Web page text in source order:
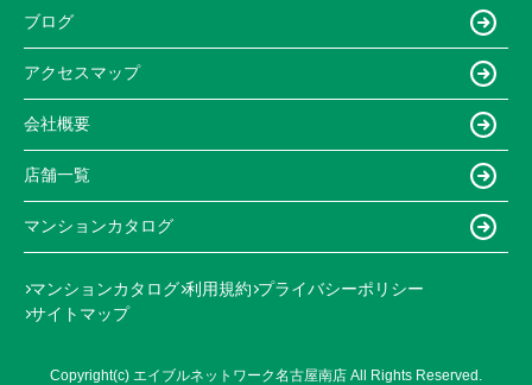
ブログ
アクセスマップ
会社概要
店舗一覧
マンションカタログ
マンションカタログ 利用規約 プライバシーポリシー
サイトマップ
Copyright(c) エイブルネットワーク名古屋南店 All Rights Reserved.